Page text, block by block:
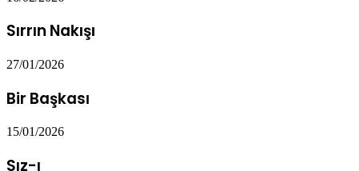
Sırrın Nakışı
27/01/2026
Bir Başkası
15/01/2026
Sız-ı